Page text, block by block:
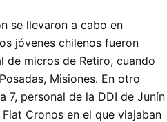
se llevaron a cabo en
jóvenes chilenos fueron
de micros de Retiro, cuando
Misiones. En otro
7, personal de la DDI de Junín
Cronos en el que viajaban